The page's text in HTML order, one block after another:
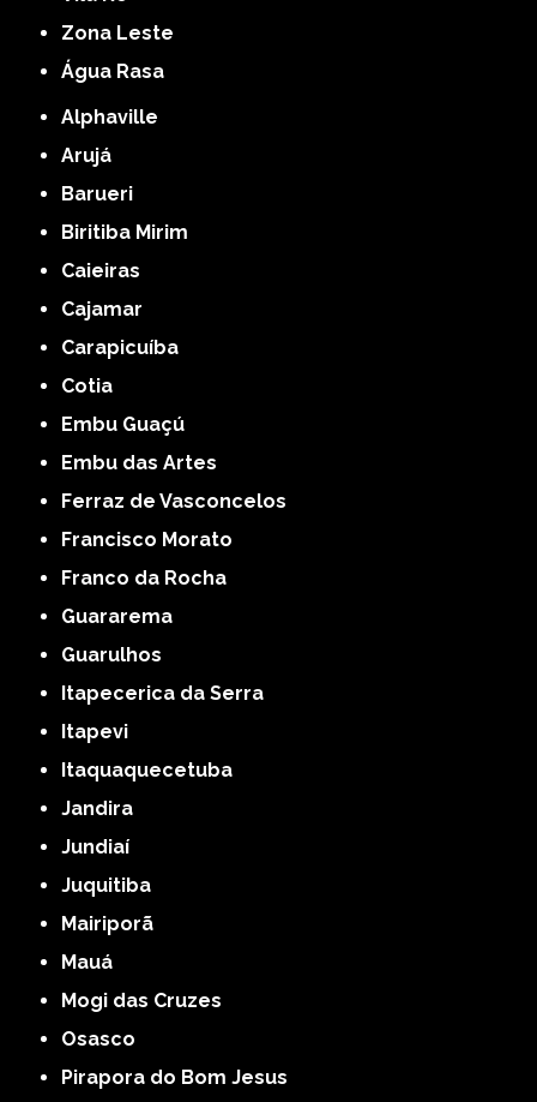
Zona Leste
Água Rasa
Alphaville
Arujá
Barueri
Biritiba Mirim
Caieiras
Cajamar
Carapicuíba
Cotia
Embu Guaçú
Embu das Artes
Ferraz de Vasconcelos
Francisco Morato
Franco da Rocha
Guararema
Guarulhos
Itapecerica da Serra
Itapevi
Itaquaquecetuba
Jandira
Jundiaí
Juquitiba
Mairiporã
Mauá
Mogi das Cruzes
Osasco
Pirapora do Bom Jesus